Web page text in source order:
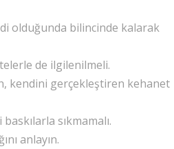
olduğunda bilincinde kalarak
de ilgilenilmeli.
kendini gerçekleştiren kehanet
sıkmamalı.
anlayın.